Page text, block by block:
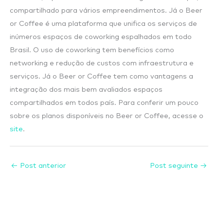
compartilhado para vários empreendimentos. Já o Beer
or Coffee é uma plataforma que unifica os serviços de
inúmeros espaços de coworking espalhados em todo
Brasil. O uso de coworking tem benefícios como
networking e redução de custos com infraestrutura e
serviços. Já o Beer or Coffee tem como vantagens a
integração dos mais bem avaliados espaços
compartilhados em todos país. Para conferir um pouco
sobre os planos disponíveis no Beer or Coffee, acesse o
site.
← Post anterior Post seguinte →